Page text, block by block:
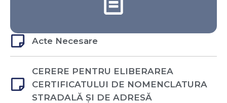
Acte Necesare
CERERE PENTRU ELIBERAREA
CERTIFICATULUI DE NOMENCLATURA
STRADALĂ ȘI DE ADRESĂ